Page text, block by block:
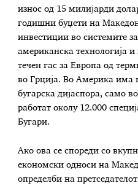
износ од 15 милијарди
годишни буџети на
инвестиции во системите
американска технологија
течен гас за Европа од
во Грција. Во Америка има
бугарска дијаспора, само
работат околу 12.000
Бугари.
Ако ова се спореди со
економски односи на
определби на